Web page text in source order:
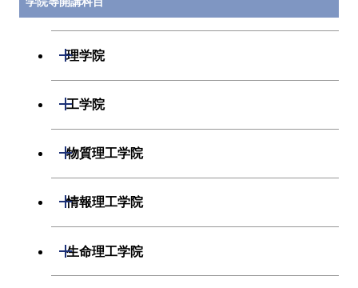
理学院
開閉
化学系
初年次専門科目
工学院
開閉
機械系
電気電子系
物質理工学院
開閉
材料系
初年次専門科目
情報理工学院
開閉
数理・計算科学系
生命理工学院
開閉